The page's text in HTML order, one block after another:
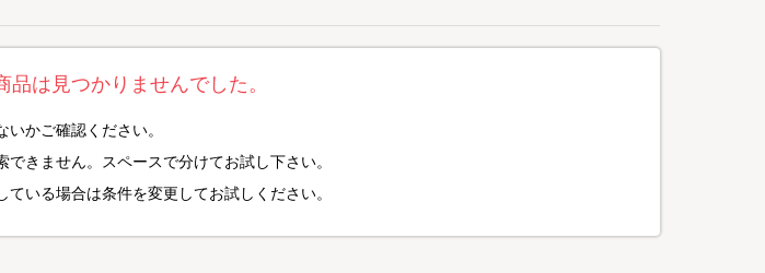
は見つかりませんでした。
かご確認ください。
きません。スペースで分けてお試し下さい。
いる場合は条件を変更してお試しください。